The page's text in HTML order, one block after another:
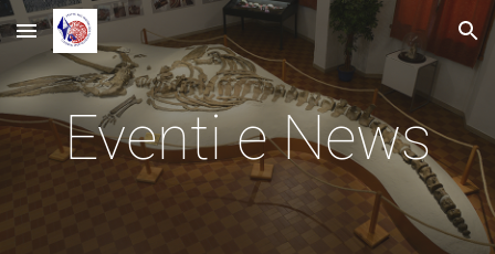
Skip to main content Skip to navigation
Eventi e News